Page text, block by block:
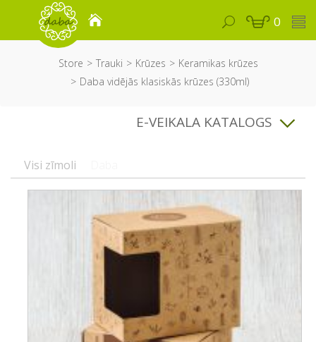
0
Store Trauki Krūzes
Keramikas krūzes
Daba vidējās klasiskās krūzes (330ml)
E-VEIKALA KATALOGS
Visi zīmoli